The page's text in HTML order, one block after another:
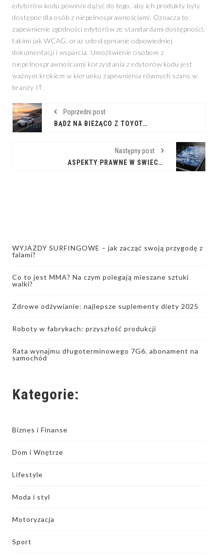
edytorów kodu powinni dążyć do tego, aby ich produkty były
dostępne dla osób z niepełnosprawnościami. Oznacza to
zapewnienie zgodności edytorów ze standardami dostępności,
takimi jak WCAG, oraz udostępnianie odpowiedniej
dokumentacji i wsparcia. Umożliwienie osobom z
niepełnosprawnościami korzystania z edytorów kodu jest
ważnym krokiem w kierunku zapewnienia równych szans w
branży IT.
Poprzedni post
BĄDŹ NA BIEŻĄCO Z TOYOTA: NAJNOWSZE INFORMACJE DLA KIEROWCÓW
Następny post
ASPEKTY PRAWNE W ŚWIECIE MOBILNYCH INNOWACJI
WYJAZDY SURFINGOWE – jak zacząć swoją przygodę z
falami?
Co to jest MMA? Na czym polegają mieszane sztuki
walki?
Zdrowe odżywianie: najlepsze suplementy diety 2025
Roboty w fabrykach: przyszłość produkcji
Rata wynajmu długoterminowego 7G6. abonament na
samochód
Kategorie:
Biznes i Finanse
Dom i Wnętrze
Lifestyle
Moda i styl
Motoryzacja
Sport